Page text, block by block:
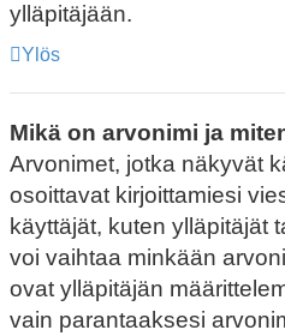
ylläpitäjään.
Ylös
Mikä on arvonimi ja
Arvonimet, jotka näkyvät
osoittavat kirjoittamiesi
käyttäjät, kuten ylläpitäjät
voi vaihtaa minkään
ovat ylläpitäjän
vain parantaaksesi